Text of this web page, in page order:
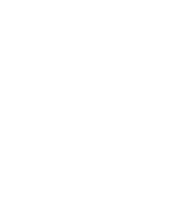
poètica i
es fonen